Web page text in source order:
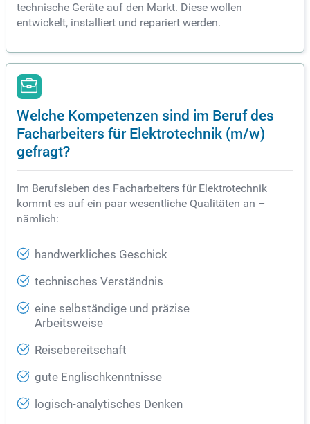
technische Geräte auf den Markt. Diese wollen
entwickelt, installiert und repariert werden.
Welche Kompetenzen sind im Beruf des
Facharbeiters für Elektrotechnik (m/w)
gefragt?
Im Berufsleben des Facharbeiters für Elektrotechnik
kommt es auf ein paar wesentliche Qualitäten an –
nämlich:
handwerkliches Geschick
technisches Verständnis
eine selbständige und präzise
Arbeitsweise
Reisebereitschaft
gute Englischkenntnisse
logisch-analytisches Denken